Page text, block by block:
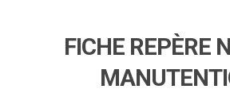
FICHE REPÈRE